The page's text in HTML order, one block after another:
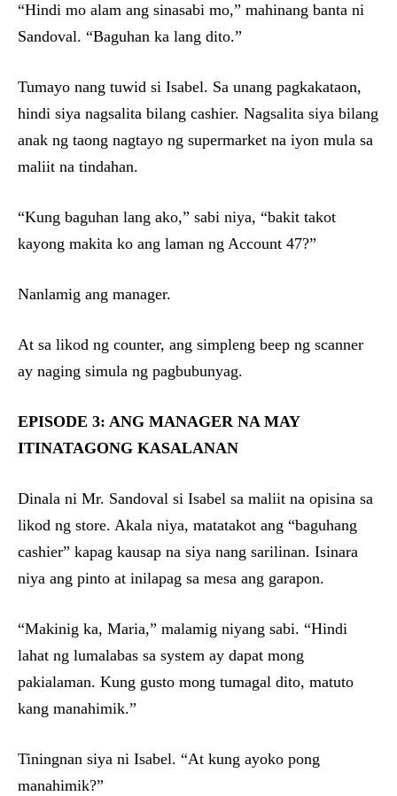
“Hindi mo alam ang sinasabi mo,” mahinang banta ni
Sandoval. “Baguhan ka lang dito.”
Tumayo nang tuwid si Isabel. Sa unang pagkakataon,
hindi siya nagsalita bilang cashier. Nagsalita siya bilang
anak ng taong nagtayo ng supermarket na iyon mula sa
maliit na tindahan.
“Kung baguhan lang ako,” sabi niya, “bakit takot
kayong makita ko ang laman ng Account 47?”
Nanlamig ang manager.
At sa likod ng counter, ang simpleng beep ng scanner
ay naging simula ng pagbubunyag.
EPISODE 3: ANG MANAGER NA MAY
ITINATAGONG KASALANAN
Dinala ni Mr. Sandoval si Isabel sa maliit na opisina sa
likod ng store. Akala niya, matatakot ang “baguhang
cashier” kapag kausap na siya nang sarilinan. Isinara
niya ang pinto at inilapag sa mesa ang garapon.
“Makinig ka, Maria,” malamig niyang sabi. “Hindi
lahat ng lumalabas sa system ay dapat mong
pakialaman. Kung gusto mong tumagal dito, matuto
kang manahimik.”
Tiningnan siya ni Isabel. “At kung ayoko pong
manahimik?”